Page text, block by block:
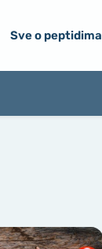
Sve o peptidima